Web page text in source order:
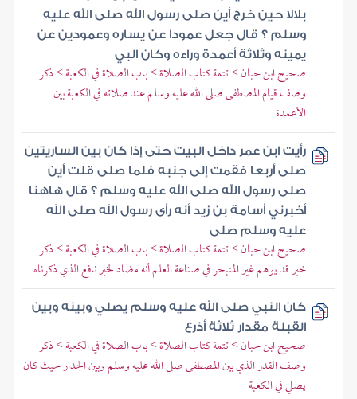
بلالا حين خرج أين صلى رسول الله صلى الله عليه
وسلم ؟ قال جعل عمودا عن يساره وعمودين عن
يمينه وثلاثة أعمدة وراءه وكان البي
صحيح ابن حبان > تتمة كتاب الصلاة > باب الصلاة في الكعبة > ذكر
وصف قيام المصطفى صلى الله عليه وسلم عند صلاته في الكعبة بين
الأعمدة
رأيت ابن عمر داخل البيت حتى إذا كان بين الساريتين
صلى أربعا فقمت إلى جنبه فلما صلى قلت أين
صلى رسول الله صلى الله عليه وسلم ؟ قال هاهنا
أخبرني أسامة بن زيد أنه رأى رسول الله صلى الله
عليه وسلم صلى
صحيح ابن حبان > تتمة كتاب الصلاة > باب الصلاة في الكعبة > ذكر
خبر قد يوهم غير المتبحر في صناعة العلم أنه مضاد لخبر نافع الذي ذكرناه
كان النبي صلى الله عليه وسلم يصلي وبينه وبين
القبلة مقدار ثلاثة أذرع
صحيح ابن حبان > تتمة كتاب الصلاة > باب الصلاة في الكعبة > ذكر
وصف القدر الذي بين المصطفى صلى الله عليه وسلم وبين الجدار حيث كان
يصلي في الكعبة